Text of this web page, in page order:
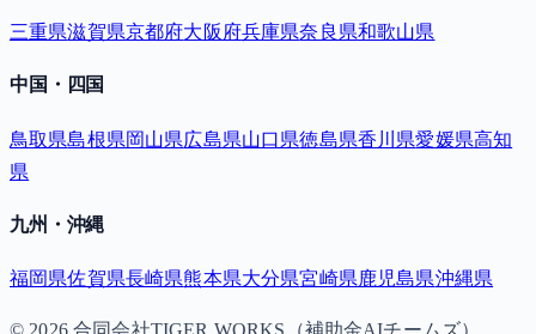
三重県滋賀県京都府大阪府兵庫県奈良県和歌山県
中国・四国
鳥取県島根県岡山県広島県山口県徳島県香川県愛媛県高知
県
九州・沖縄
福岡県佐賀県長崎県熊本県大分県宮崎県鹿児島県沖縄県